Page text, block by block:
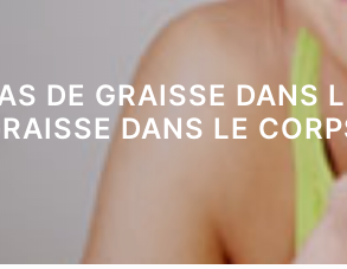
DE GRAISSE DANS
DANS LE